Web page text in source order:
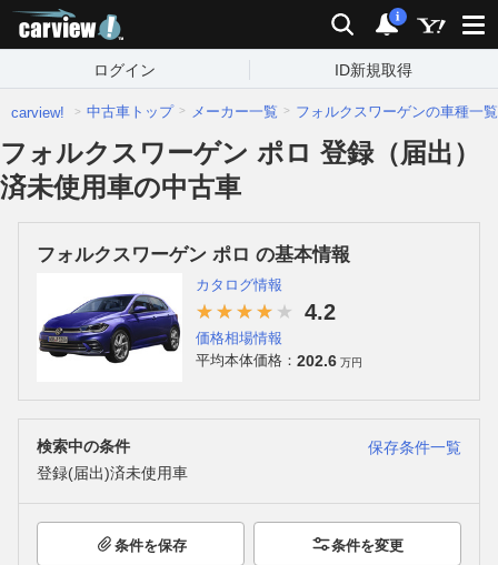
検索 通知
i
ログイン ID新規取得
carview! 中古車トップ メーカー一覧 フォルクスワーゲンの車種一覧
フォルクスワーゲン ポロ 登録（届出）
済未使用車の中古車
フォルクスワーゲン ポロ の基本情報
カタログ情報
4.2
価格相場情報
平均本体価格： 202.6 万円
検索中の条件
保存条件一覧
登録(届出)済未使用車
条件を保存 条件を変更